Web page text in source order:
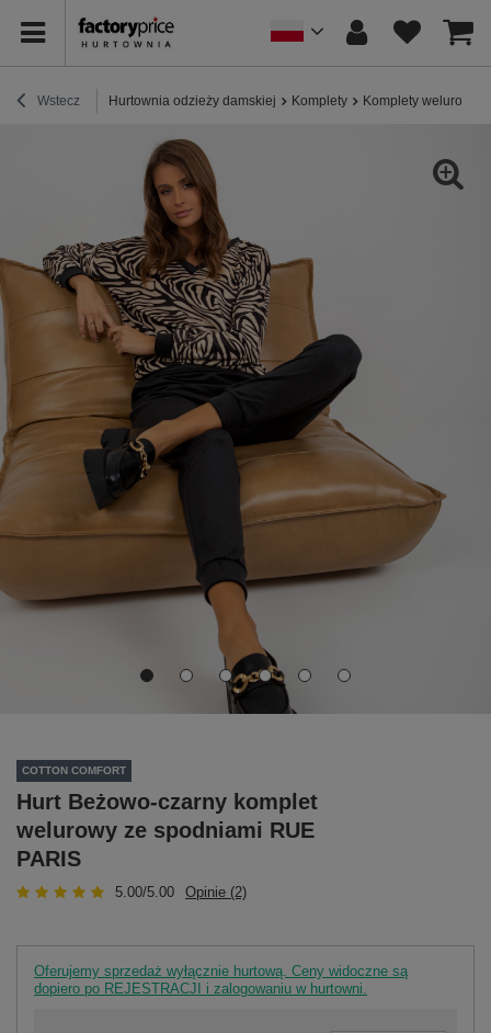
Wstecz Hurtownia odzieży damskiej Komplety Komplety welurowe
COTTON COMFORT
Hurt Beżowo-czarny komplet
welurowy ze spodniami RUE
PARIS
5.00/5.00 Opinie (2)
Oferujemy sprzedaż wyłącznie hurtową. Ceny widoczne są
dopiero po REJESTRACJI i zalogowaniu w hurtowni.